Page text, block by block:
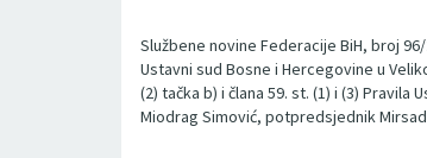
Službene novine Federacije BiH, broj
Ustavni sud Bosne i Hercegovine u
(2) tačka b) i člana 59. st. (1) i (3)
Miodrag Simović, potpredsjednik